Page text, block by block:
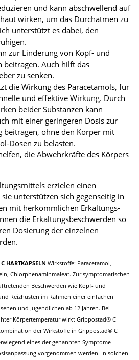
und kann abschwellend auf
wirken, um das Durchatmen zu
unterstützt es dabei, den
zur Linderung von Kopf- und
beitragen. Auch hilft das
zu senken.
die Wirkung des Paracetamols, für
und effektive Wirkung. Durch
beider Substanzen kann
mit einer geringeren Dosis zur
beitragen, ohne den Körper mit
Dosen zu belasten.
die Abwehrkräfte des Körpers
erzielen einen
unterstützen sich gegenseitig in
mit herkömmlichen Erkältungs-
die Erkältungsbeschwerden so
Dosierung der einzelnen
Wirkstoffe: Paracetamol,
Chlorphenaminmaleat. Zur symptomatischen
Beschwerden wie Kopf- und
Reizhusten im Rahmen einer einfachen
und Jugendlichen ab 12 Jahren. Bei
Körpertemperatur wirkt Grippostad® C
der Wirkstoffe in Grippostad® C
eines der genannten Symptome
vorgenommen werden. In solchen